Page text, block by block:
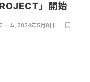
」開始
ーム, 2024年5月8日